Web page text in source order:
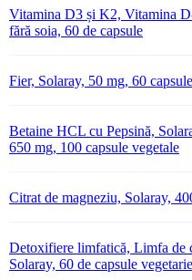
Vitamina D3 și K2, Vitamina
fără soia, 60 de capsule
Fier, Solaray, 50 mg, 60 capsule
Betaine HCL cu Pepsină,
650 mg, 100 capsule vegetale
Citrat de magneziu, Solaray,
Detoxifiere limfatică, Limfa de
Solaray, 60 de capsule